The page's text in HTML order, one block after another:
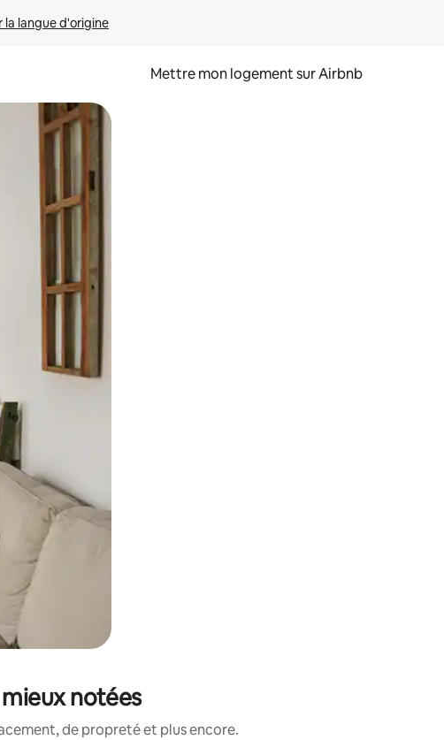
la langue d'origine
Mettre mon logement sur Airbnb
en faisant glisser.
notées
de propreté et plus encore.